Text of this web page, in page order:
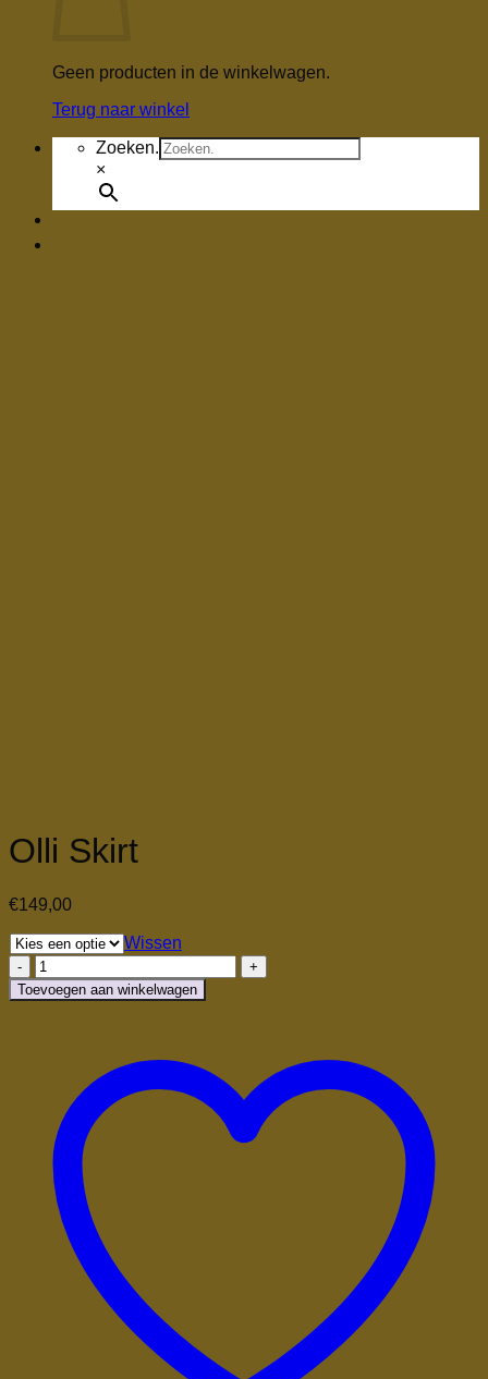
Geen producten in de winkelwagen.
Terug naar winkel
Zoeken.
×
Olli Skirt
€149,00
Wissen
Olli
Skirt
aantal
Toevoegen aan winkelwagen